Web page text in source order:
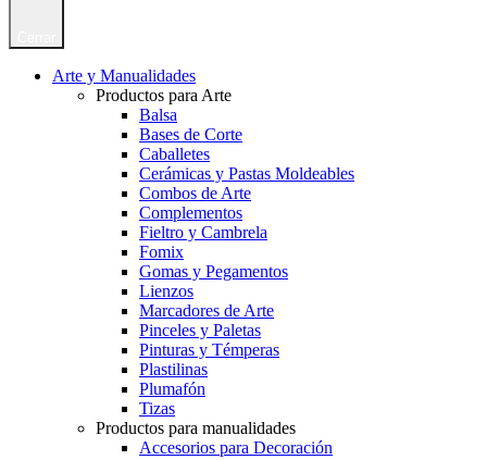
Arte y Manualidades
Productos para Arte
Balsa
Bases de Corte
Caballetes
Cerámicas y Pastas Moldeables
Combos de Arte
Complementos
Fieltro y Cambrela
Fomix
Gomas y Pegamentos
Lienzos
Marcadores de Arte
Pinceles y Paletas
Pinturas y Témperas
Plastilinas
Plumafón
Tizas
Productos para manualidades
Accesorios para Decoración